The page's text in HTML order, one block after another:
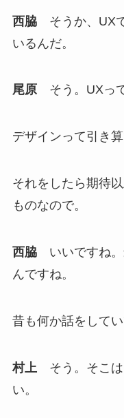
西脇そうか、UXで
いるんだ。
尾原そう。UXって
デザインって引き
それをしたら期待
ものなので。
西脇いいですね。
んですね。
昔も何か話をして
村上 そう。そこは
い。